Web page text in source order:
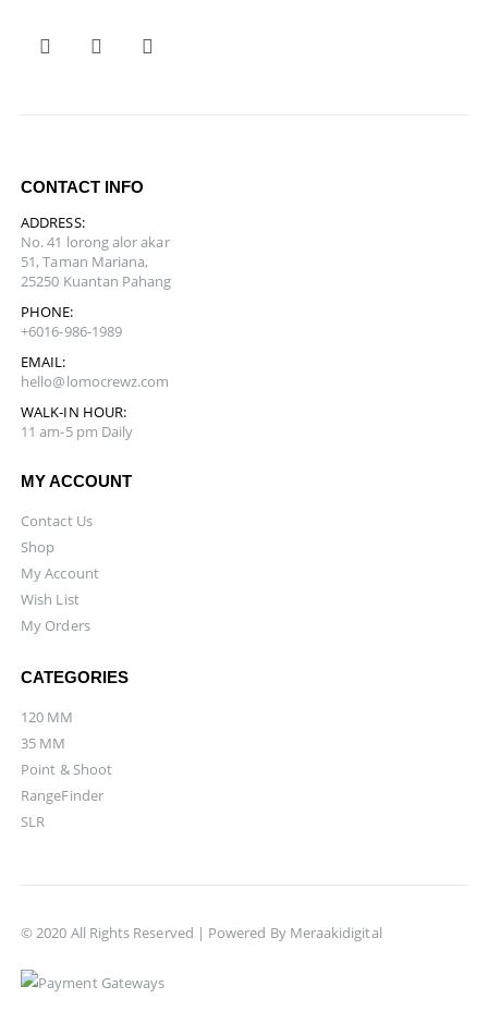
CONTACT INFO
ADDRESS:
No. 41 lorong alor akar
51, Taman Mariana,
25250 Kuantan Pahang
PHONE:
+6016-986-1989
EMAIL:
hello@lomocrewz.com
WALK-IN HOUR:
11 am-5 pm Daily
MY ACCOUNT
Contact Us
Shop
My Account
Wish List
My Orders
CATEGORIES
120 MM
35 MM
Point & Shoot
RangeFinder
SLR
© 2020 All Rights Reserved | Powered By Meraakidigital